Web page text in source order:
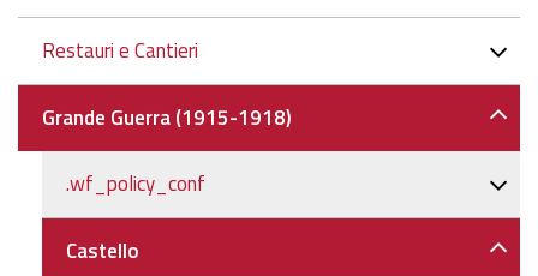
Restauri e Cantieri
Grande Guerra (1915-1918)
.wf_policy_conf
Castello